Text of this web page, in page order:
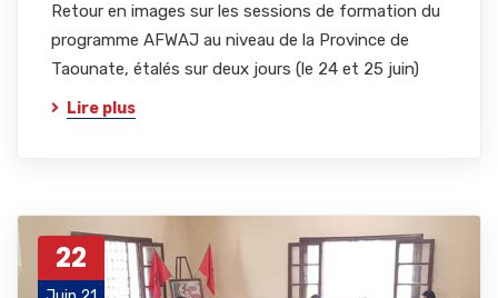
Retour en images sur les sessions de formation du
programme AFWAJ au niveau de la Province de
Taounate, étalés sur deux jours (le 24 et 25 juin)
Lire plus
22